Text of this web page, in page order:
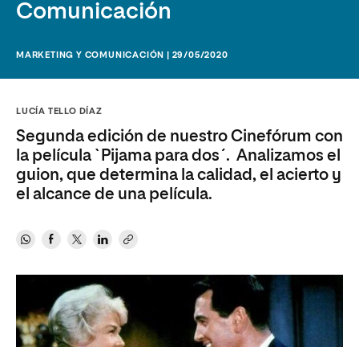
Comunicación
MARKETING Y COMUNICACIÓN | 29/05/2020
LUCÍA TELLO DÍAZ
Segunda edición de nuestro Cinefórum con
la película `Pijama para dos´. Analizamos el
guion, que determina la calidad, el acierto y
el alcance de una película.